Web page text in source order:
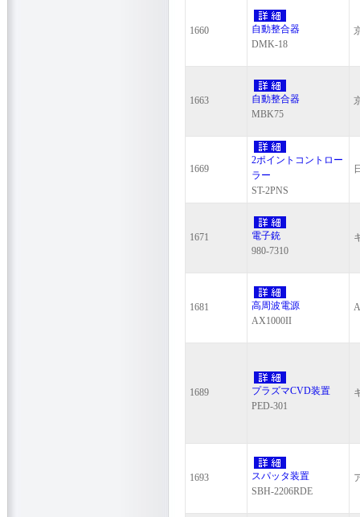
1660
自動整合器
DMK-18
1663
自動整合器
MBK75
1669
2ポイントコントロー
ラー
ST-2PNS
1671
電子銃
980-7310
1681
高周波電源
AX1000II
1689
プラズマCVD装置
PED-301
1693
スパッタ装置
SBH-2206RDE